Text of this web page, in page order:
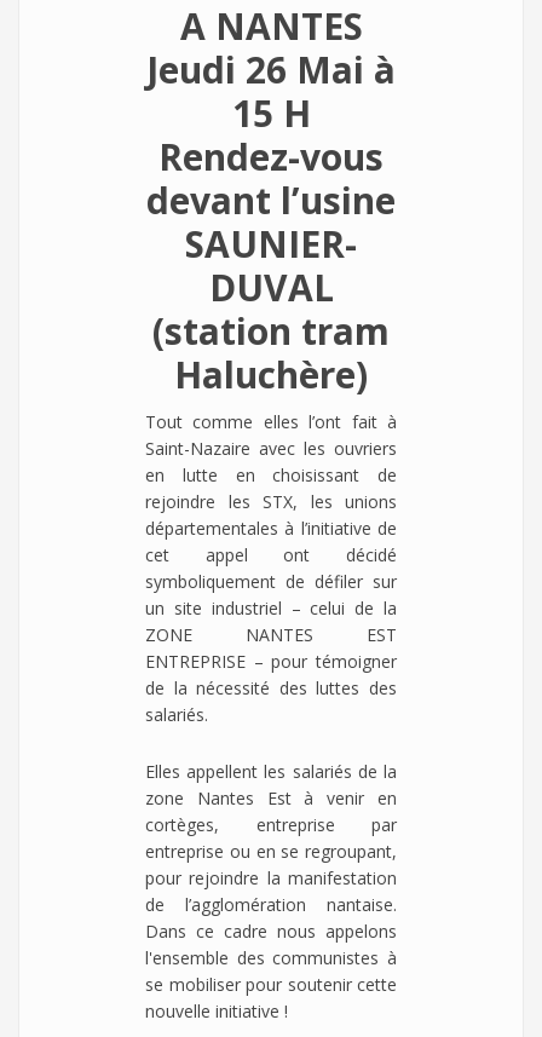
A NANTES
Jeudi 26 Mai à
15 H
Rendez-vous
devant l’usine
SAUNIER-
DUVAL
(station tram
Haluchère)
Tout comme elles l’ont fait à
Saint-Nazaire avec les ouvriers
en lutte en choisissant de
rejoindre les STX, les unions
départementales à l’initiative de
cet appel ont décidé
symboliquement de défiler sur
un site industriel – celui de la
ZONE NANTES EST
ENTREPRISE – pour témoigner
de la nécessité des luttes des
salariés.
Elles appellent les salariés de la
zone Nantes Est à venir en
cortèges, entreprise par
entreprise ou en se regroupant,
pour rejoindre la manifestation
de l’agglomération nantaise.
Dans ce cadre nous appelons
l'ensemble des communistes à
se mobiliser pour soutenir cette
nouvelle initiative !